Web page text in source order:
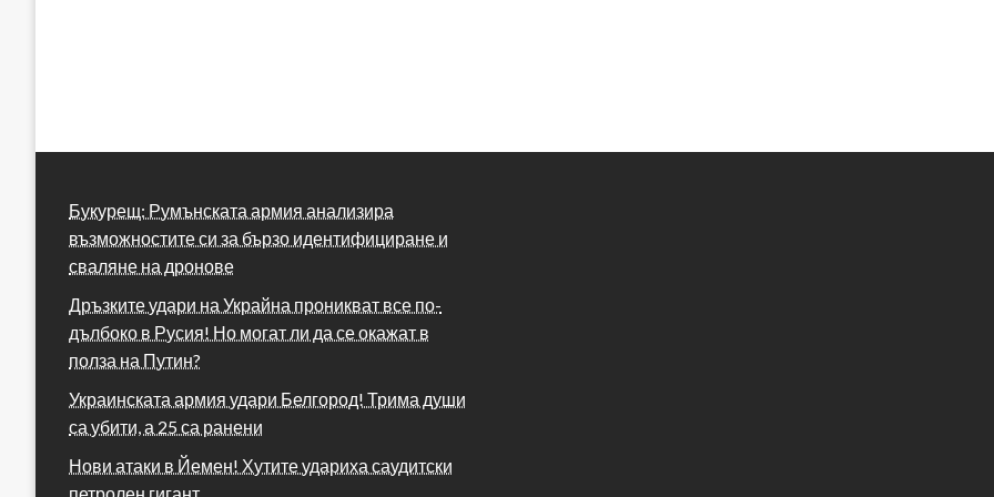
Букурещ: Румънската армия анализира
възможностите си за бързо идентифициране и
сваляне на дронове
Дръзките удари на Украйна проникват все по-
дълбоко в Русия! Но могат ли да се окажат в
полза на Путин?
Украинската армия удари Белгород! Трима души
са убити, а 25 са ранени
Нови атаки в Йемен! Хутите удариха саудитски
петролен гигант